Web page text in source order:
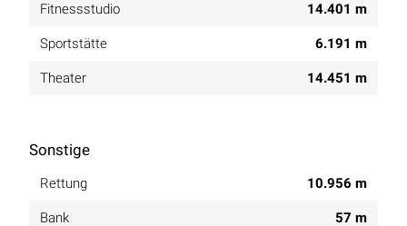
Fitnessstudio 14.401 m
Sportstätte 6.191 m
Theater 14.451 m
Sonstige
Rettung 10.956 m
Bank 57 m